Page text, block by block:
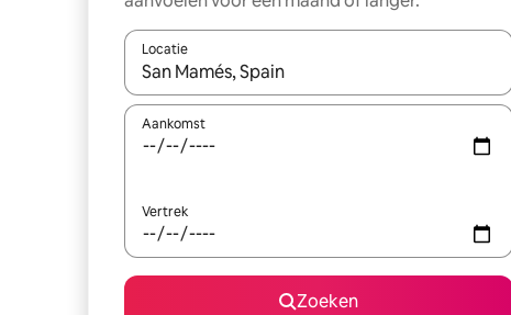
Locatie
Wanneer er resultaten beschikbaar zijn, maak je
Aankomst
Vertrek
Zoeken